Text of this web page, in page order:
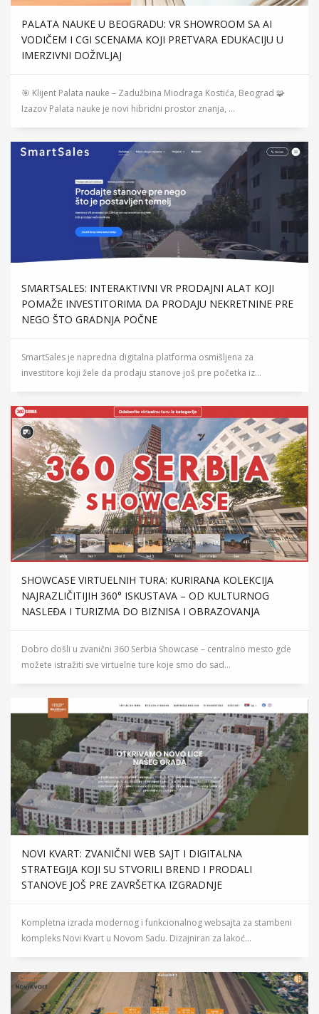
PALATA NAUKE U BEOGRADU: VR SHOWROOM SA AI
VODIČEM I CGI SCENAMA KOJI PRETVARA EDUKACIJU U
IMERZIVNI DOŽIVLJAJ
🎯 Klijent Palata nauke – Zadužbina Miodraga Kostića, Beograd 🧩
Izazov Palata nauke je novi hibridni prostor znanja, ...
SMARTSALES: INTERAKTIVNI VR PRODAJNI ALAT KOJI
POMAŽE INVESTITORIMA DA PRODAJU NEKRETNINE PRE
NEGO ŠTO GRADNJA POČNE
SmartSales je napredna digitalna platforma osmišljena za
investitore koji žele da prodaju stanove još pre početka iz...
SHOWCASE VIRTUELNIH TURA: KURIRANA KOLEKCIJA
NAJRAZLIČITIJIH 360° ISKUSTAVA – OD KULTURNOG
NASLEĐA I TURIZMA DO BIZNISA I OBRAZOVANJA
Dobro došli u zvanični 360 Serbia Showcase – centralno mesto gde
možete istražiti sve virtuelne ture koje smo do sad...
NOVI KVART: ZVANIČNI WEB SAJT I DIGITALNA
STRATEGIJA KOJI SU STVORILI BREND I PRODALI
STANOVE JOŠ PRE ZAVRŠETKA IZGRADNJE
Kompletna izrada modernog i funkcionalnog websajta za stambeni
kompleks Novi Kvart u Novom Sadu. Dizajniran za lakoć...